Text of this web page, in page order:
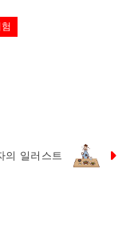
의 일러스트